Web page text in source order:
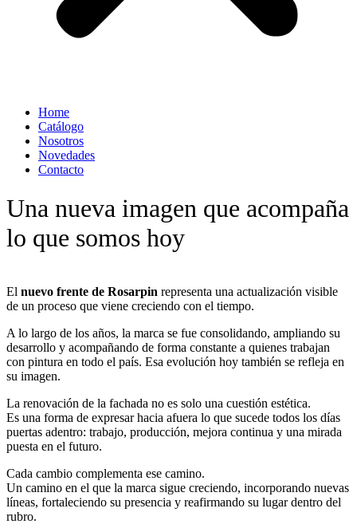
Home
Catálogo
Nosotros
Novedades
Contacto
Una nueva imagen que acompaña
lo que somos hoy
El nuevo frente de Rosarpin representa una actualización visible
de un proceso que viene creciendo con el tiempo.
A lo largo de los años, la marca se fue consolidando, ampliando su
desarrollo y acompañando de forma constante a quienes trabajan
con pintura en todo el país. Esa evolución hoy también se refleja en
su imagen.
La renovación de la fachada no es solo una cuestión estética.
Es una forma de expresar hacia afuera lo que sucede todos los días
puertas adentro: trabajo, producción, mejora continua y una mirada
puesta en el futuro.
Cada cambio complementa ese camino.
Un camino en el que la marca sigue creciendo, incorporando nuevas
líneas, fortaleciendo su presencia y reafirmando su lugar dentro del
rubro.